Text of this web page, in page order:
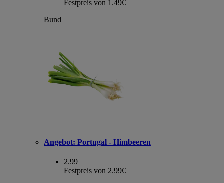
Festpreis von 1.49€
Bund
Angebot: Portugal - Himbeeren
2.99
Festpreis von 2.99€